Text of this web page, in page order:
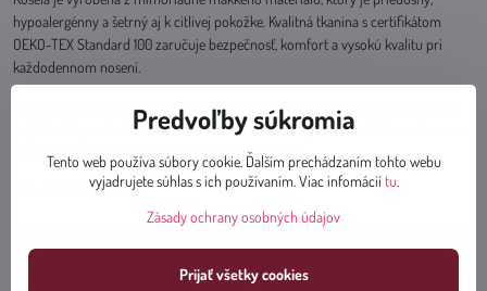
hypoalergénny a šetrný aj k citlivej pokožke. Kvalitná tkanina s certifikátom
OEKO-TEX Standard 100 zaručuje bezpečnosť, komfort a vysokú kvalitu pri
každodennom nosení.
Táto nočná košeľa je skvelou voľbou do pôrodnice, na obdobie dojčenia aj ako
milý darček pre budúcu alebo čerstvú mamičku. Vyrobená v Poľsku s dôrazom
na kvalitu a precízne spracovanie každého detailu.
: 100 % bavlna
: Perte podľa pokynov uvedených na štítku výrobcu. Odporúčaná
teplota prania je do 30 °C. Pri výbere veľkosti zohľadnite prirodzenú
zrážanlivosť bavlnenej látky približne o 5 % po vypraní.
Predvoľby súkromia
Tento web používa súbory cookie. Ďalším prechádzaním tohto webu
vyjadrujete súhlas s ich používaním. Viac infomáciítu.
Zásady ochrany osobných údajov
Prijať všetky cookies